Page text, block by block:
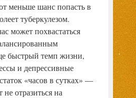
меньше шанс попасть в
туберкулезом.
может похвастаться
быстрый темп жизни,
и депрессивные
«часов в сутках» —
отразиться на